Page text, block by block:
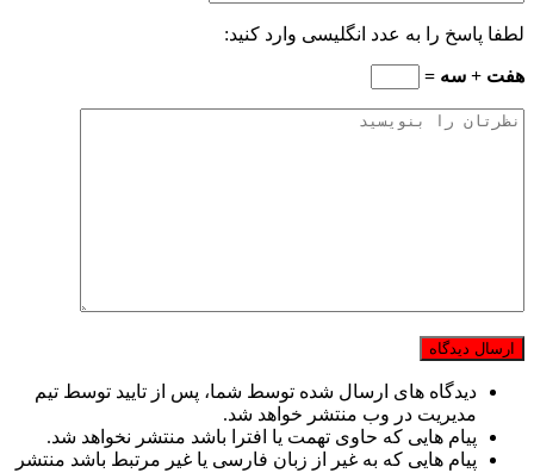
لطفا پاسخ را به عدد انگلیسی وارد کنید:
هفت + سه =
دیدگاه های ارسال شده توسط شما، پس از تایید توسط تیم
مدیریت در وب منتشر خواهد شد.
پیام هایی که حاوی تهمت یا افترا باشد منتشر نخواهد شد.
پیام هایی که به غیر از زبان فارسی یا غیر مرتبط باشد منتشر